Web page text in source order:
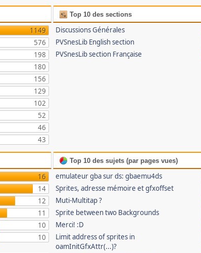
1149
576
198
180
156
129
102
52
46
43
Top 10 des sections
Discussions Générales
PVSnesLib English section
PVSnesLib section Française
16
14
12
11
10
10
Top 10 des sujets (par pages vues)
emulateur gba sur ds: gbaemu4ds
Sprites, adresse mémoire et gfxoffset
Muti-Multitap ?
Sprite between two Backgrounds
Merci! :D
Limit address of sprites in
oamInitGfxAttr(...)?